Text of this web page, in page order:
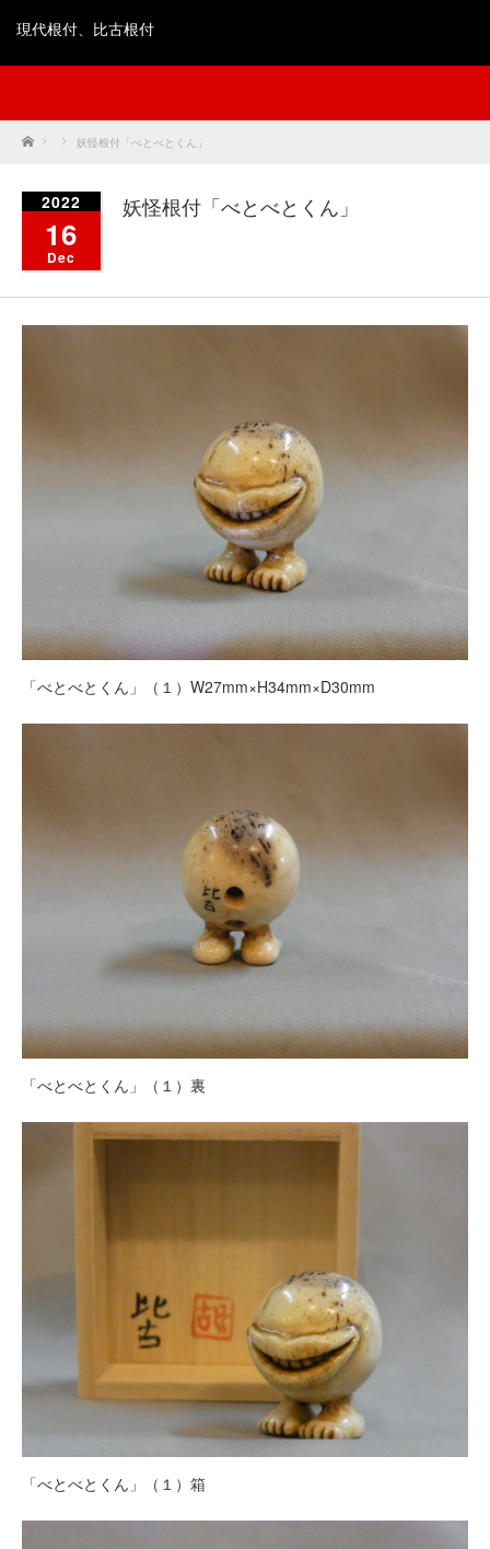
現代根付、比古根付
Home 妖怪根付「べとべとくん」
2022
16
Dec
妖怪根付「べとべとくん」
「べとべとくん」（１）W27mm×H34mm×D30mm
「べとべとくん」（１）裏
「べとべとくん」（１）箱